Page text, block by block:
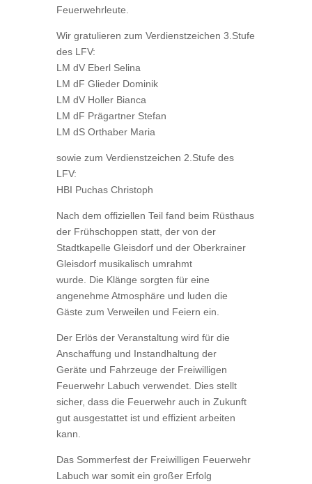
Feuerwehrleute.
Wir gratulieren zum Verdienstzeichen 3.Stufe
des LFV:
LM dV Eberl Selina
LM dF Glieder Dominik
LM dV Holler Bianca
LM dF Prägartner Stefan
LM dS Orthaber Maria
sowie zum Verdienstzeichen 2.Stufe des
LFV:
HBI Puchas Christoph
Nach dem offiziellen Teil fand beim Rüsthaus
der Frühschoppen statt, der von der
Stadtkapelle Gleisdorf und der Oberkrainer
Gleisdorf musikalisch umrahmt
wurde. Die Klänge sorgten für eine
angenehme Atmosphäre und luden die
Gäste zum Verweilen und Feiern ein.
Der Erlös der Veranstaltung wird für die
Anschaffung und Instandhaltung der
Geräte und Fahrzeuge der Freiwilligen
Feuerwehr Labuch verwendet. Dies stellt
sicher, dass die Feuerwehr auch in Zukunft
gut ausgestattet ist und effizient arbeiten
kann.
Das Sommerfest der Freiwilligen Feuerwehr
Labuch war somit ein großer Erfolg